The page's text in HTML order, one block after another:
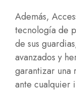
Además,
tecnología de
de sus
avanzados y
garantizar una
ante cualquier